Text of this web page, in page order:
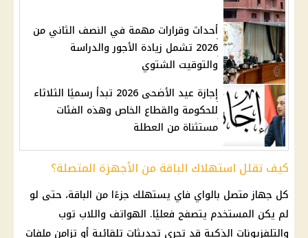
أحداث وقرارات مهمة في النصف الثاني من
2026 تشمل زيادة الأجور والدراسة
والتوقيت الشتوي
إجازة عيد الأضحى 2026 تبدأ رسميًا الثلاثاء
للحكومة والقطاع الخاص وهذه الفئات
مستثناة من العطلة
كيف تقلل استهلاك الباقة من الأجهزة المتصلة؟
كل جهاز متصل بالواي فاي يستهلك جزءًا من الباقة، حتى لو
لم يكن المستخدم يتصفح فعليًا. الهواتف واللاب توب
والتلفزيونات الذكية قد تجري تحديثات تلقائية أو تزامن ملفات